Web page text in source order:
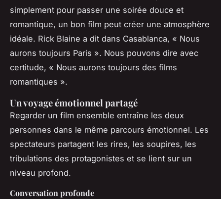
simplement pour passer une soirée douce et
romantique, un bon film peut créer une atmosphère
idéale. Rick Blaine a dit dans Casablanca, « Nous
aurons toujours Paris ». Nous pouvons dire avec
certitude, « Nous aurons toujours des films
romantiques ».
Un voyage émotionnel partagé
Regarder un film ensemble entraîne les deux
personnes dans le même parcours émotionnel. Les
spectateurs partagent les rires, les soupires, les
tribulations des protagonistes et se lient sur un
niveau profond.
Conversation profonde